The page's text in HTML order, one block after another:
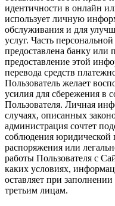
идентичности в онлайн
использует личную
обслуживания и для
услуг. Часть
предоставлена банку или
предоставление этой
перевода средств
Пользователь желает
усилия для сбережения в
Пользователя. Личная
случаях, описанных
администрация сочтет
соблюдения юридической
распоряжения или
работы Пользователя с
каких условиях,
оставляет при
третьим лицам.